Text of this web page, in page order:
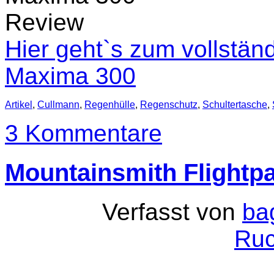
Hier geht`s zum
Maxima 300
Artikel , Cullmann, Regenhülle, Regenschutz, Schultertasche,
3 Kommentare
Mountainsmith
Verfasst von